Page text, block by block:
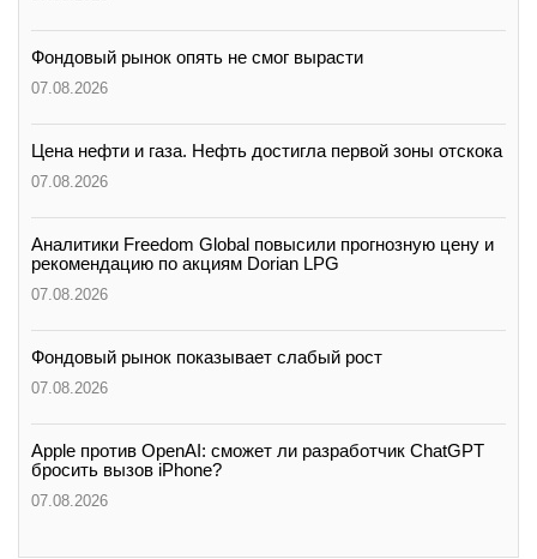
Фондовый рынок опять не смог вырасти
07.08.2026
Цена нефти и газа. Нефть достигла первой зоны отскока
07.08.2026
Аналитики Freedom Global повысили прогнозную цену и
рекомендацию по акциям Dorian LPG
07.08.2026
Фондовый рынок показывает слабый рост
07.08.2026
Apple против OpenAI: сможет ли разработчик ChatGPT
бросить вызов iPhone?
07.08.2026